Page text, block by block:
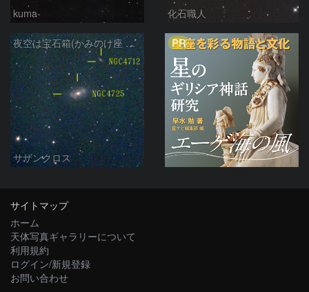
kuma- 化石職人
夜空は宝石箱(かみのけ座 NGC4725) Seestar50
サザンクロス
PR
サイトマップ
ホーム
天体写真ギャラリーについて
利用規約
ログイン/新規登録
お問い合わせ